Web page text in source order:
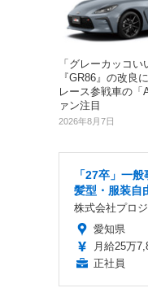
「グレーカッコい
『GR86』の改良
レース参戦車の「
ァン注目
2026年8月7日
「27卒」一
髪型・服装自
株式会社プロ
愛知県
月給25万
正社員